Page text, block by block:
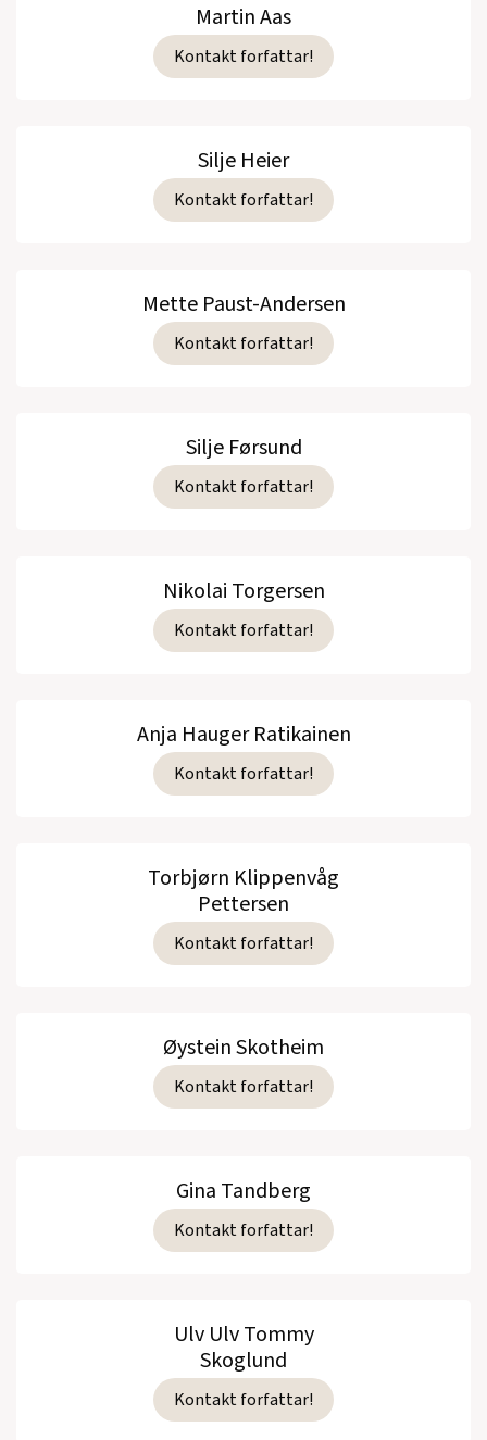
Martin Aas
Kontakt forfattar!
Silje Heier
Kontakt forfattar!
Mette Paust-Andersen
Kontakt forfattar!
Silje Førsund
Kontakt forfattar!
Nikolai Torgersen
Kontakt forfattar!
Anja Hauger Ratikainen
Kontakt forfattar!
Torbjørn Klippenvåg
Pettersen
Kontakt forfattar!
Øystein Skotheim
Kontakt forfattar!
Gina Tandberg
Kontakt forfattar!
Ulv Ulv Tommy
Skoglund
Kontakt forfattar!